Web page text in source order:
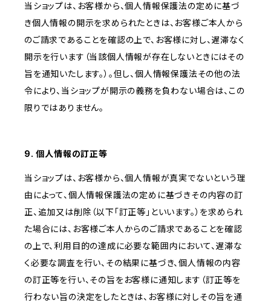
当ショップは、お客様から、個人情報保護法の定めに基づ
き個人情報の開示を求められたときは、お客様ご本人から
のご請求であることを確認の上で、お客様に対し、遅滞なく
開示を行います（当該個人情報が存在しないときにはその
旨を通知いたします。）。但し、個人情報保護法その他の法
令により、当ショップが開示の義務を負わない場合は、この
限りではありません。
9. 個人情報の訂正等
当ショップは、お客様から、個人情報が真実でないという理
由によって、個人情報保護法の定めに基づきその内容の訂
正、追加又は削除（以下「訂正等」といいます。）を求められ
た場合には、お客様ご本人からのご請求であることを確認
の上で、利用目的の達成に必要な範囲内において、遅滞な
く必要な調査を行い、その結果に基づき、個人情報の内容
の訂正等を行い、その旨をお客様に通知します（訂正等を
行わない旨の決定をしたときは、お客様に対しその旨を通